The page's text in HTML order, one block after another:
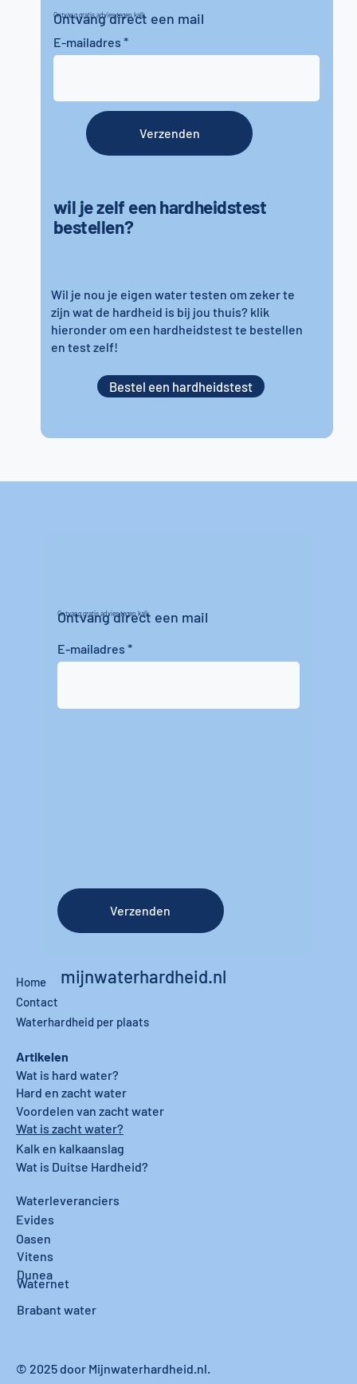
Ontvang gratis advies tegen kalk
Ontvang direct een mail
wil je zelf een hardheidstest
bestellen?
E-mailadres
Wil je nou je eigen water testen om zeker te
zijn wat de hardheid is bij jou thuis? klik
hieronder om een hardheidstest te bestellen
en test zelf!
Verzenden
Bestel een hardheidstest
Ontvang gratis advies tegen kalk
Ontvang direct een mail
E-mailadres
Verzenden
mijnwaterhardheid.nl
Home
Contact
Waterhardheid per plaats
Waterleveranciers
Evides
Oasen
Vitens
Dunea
Waternet
Brabant water
Artikelen
Wat is hard water?
Hard en zacht water
Wat is zacht water?
Voordelen van zacht water
Kalk en kalkaanslag
Wat is Duitse Hardheid?
© 2025 door Mijnwaterhardheid.nl.